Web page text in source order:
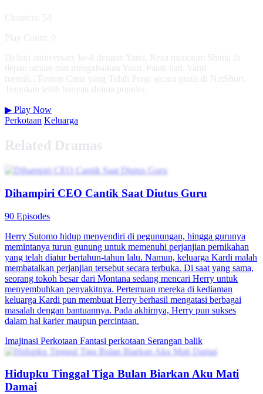
Chapters: 54
Play Count: 0
Di hari anniversary ke-8 dengan Yanti, Reza mencium Shinta di
depan umum dan mengabaikan Yanti. Patah hati, Yanti
memili...Tonton Cinta yang Telah Pergi secara gratis di NetShort.
Temukan lebih banyak drama populer.
▶ Play Now
Perkotaan Keluarga
Related Dramas
Dihampiri CEO Cantik Saat Diutus Guru
90 Episodes
Herry Sutomo hidup menyendiri di pegunungan, hingga gurunya
memintanya turun gunung untuk memenuhi perjanjian pernikahan
yang telah diatur bertahun-tahun lalu. Namun, keluarga Kardi malah
membatalkan perjanjian tersebut secara terbuka. Di saat yang sama,
seorang tokoh besar dari Montana sedang mencari Herry untuk
menyembuhkan penyakitnya. Pertemuan mereka di kediaman
keluarga Kardi pun membuat Herry berhasil mengatasi berbagai
masalah dengan bantuannya. Pada akhirnya, Herry pun sukses
dalam hal karier maupun percintaan.
Imajinasi Perkotaan Fantasi perkotaan Serangan balik
Hidupku Tinggal Tiga Bulan Biarkan Aku Mati
Damai